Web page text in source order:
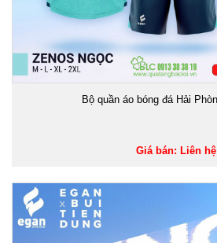
Bộ quần áo bóng đá Hải
Giá bán: Liên hệ